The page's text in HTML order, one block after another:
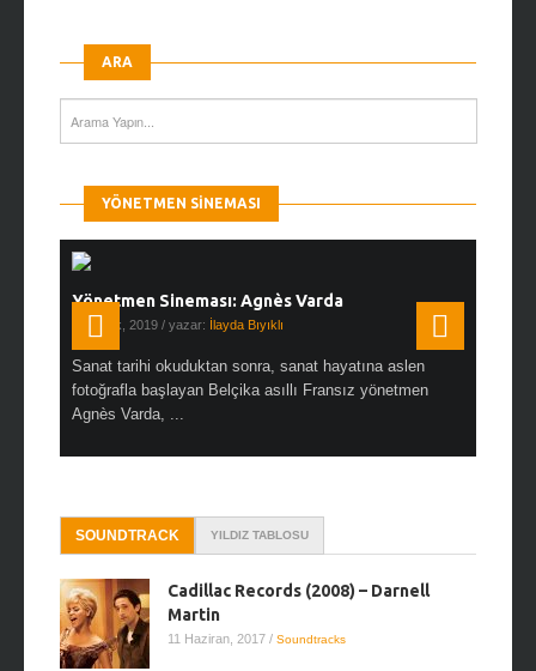
ARA
YÖNETMEN SINEMASI
Yönetmen Sineması: Agnès Varda
19 Ocak, 2019 / yazar: İlayda Bıyıklı
Sanat tarihi okuduktan sonra, sanat hayatına aslen
fotoğrafla başlayan Belçika asıllı Fransız yönetmen
Agnès Varda, ...
SOUNDTRACK YILDIZ TABLOSU
Cadillac Records (2008) – Darnell
Martin
11 Haziran, 2017 / Soundtracks